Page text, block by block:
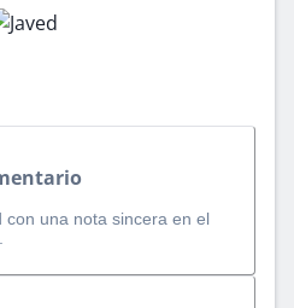
con una nota sincera en el